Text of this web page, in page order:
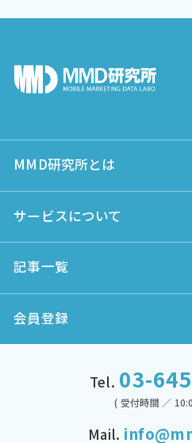
MMD研究所とは
サービスについて
記事一覧
会員登録
Tel. 03-
( 受付時間 ／
Mail.